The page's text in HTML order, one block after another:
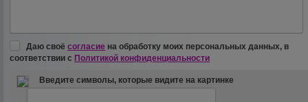
Даю своёсогласие на обработку моих персональных данных, в
соответствии с Политикой конфиденциальности
Введите символы, которые видите на картинке